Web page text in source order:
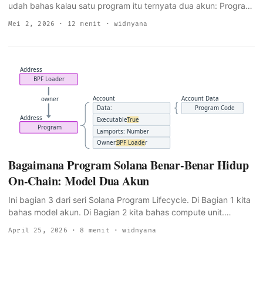
udah bahas kalau satu program itu ternyata dua akun: Program
yang nyimpen bytecode aslinya. Sekarang kita masuk ke
Akun sementara. Dia cuma ada selama deploy atau upgrade
berlangsung, dan kalau ada yang nggak beres, dia bisa
Mei 2, 2026 · 12 menit · widnyana
Bagaimana Program Solana Benar-Benar Hidup
On-Chain: Model Dua Akun
Ini bagian 3 dari seri Solana Program Lifecycle. Di Bagian 1 kita
bahas model akun. Di Bagian 2 kita bahas compute unit.
developer, biasanya cuma kepikiran pas sesuatu udah rusak:
April 25, 2026 · 8 menit · widnyana